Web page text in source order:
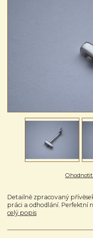
Detailně zpracovaný
práci a odhodlání. Perfektní
celý popis